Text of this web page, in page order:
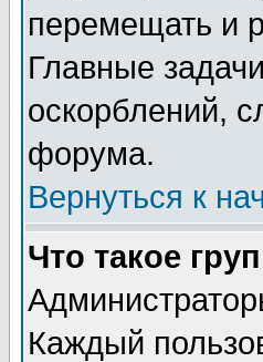
перемещать и
Главные
оскорблений,
форума.
Вернуться к
Что такое
Каждый